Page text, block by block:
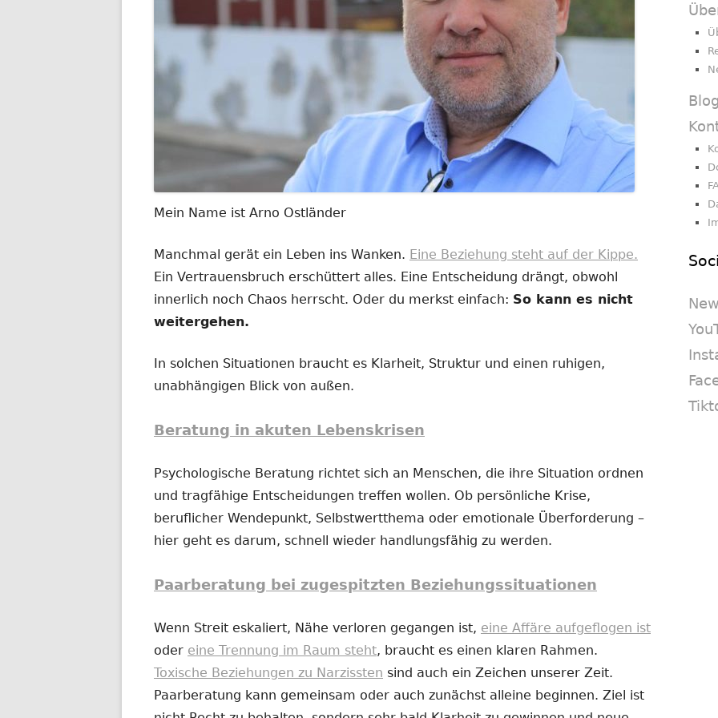
Mein Name ist Arno Ostländer
Manchmal gerät ein Leben ins Wanken. Eine Beziehung steht auf der Kippe.
Ein Vertrauensbruch erschüttert alles. Eine Entscheidung drängt, obwohl
innerlich noch Chaos herrscht. Oder du merkst einfach: So kann es nicht
weitergehen.
In solchen Situationen braucht es Klarheit, Struktur und einen ruhigen,
unabhängigen Blick von außen.
Beratung in akuten Lebenskrisen
Psychologische Beratung richtet sich an Menschen, die ihre Situation ordnen
und tragfähige Entscheidungen treffen wollen. Ob persönliche Krise,
beruflicher Wendepunkt, Selbstwertthema oder emotionale Überforderung –
hier geht es darum, schnell wieder handlungsfähig zu werden.
Paarberatung bei zugespitzten Beziehungssituationen
Wenn Streit eskaliert, Nähe verloren gegangen ist, eine Affäre aufgeflogen ist
oder eine Trennung im Raum steht, braucht es einen klaren Rahmen.
Toxische Beziehungen zu Narzissten sind auch ein Zeichen unserer Zeit.
Paarberatung kann gemeinsam oder auch zunächst alleine beginnen. Ziel ist
Blog